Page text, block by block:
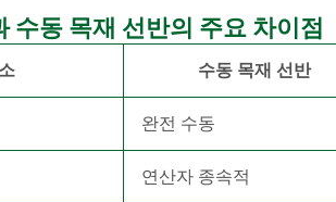
수동 목재 선반의 주요 차이점
수동 목재 선반
완전 수동
연산자 종속적